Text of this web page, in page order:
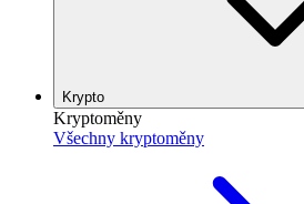
Krypto
Kryptoměny
Všechny kryptoměny